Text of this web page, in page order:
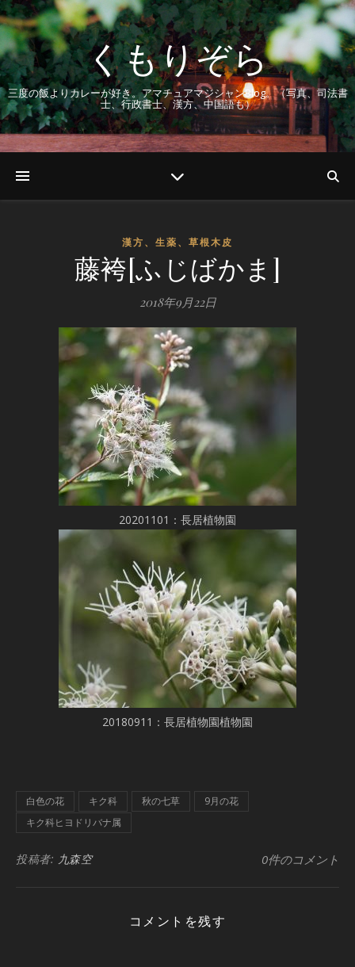
くもりぞら
三度の飯よりカレーが好き。アマチュアマジシャンBlog。（写真、司法書
士、行政書士、漢方、中国語も）
漢方、生薬、草根木皮
藤袴[ふじばかま]
2018年9月22日
20201101：長居植物園
20180911：長居植物園植物園
白色の花 キク科 秋の七草
9月の花
キク科ヒヨドリバナ属
投稿者: 九森空 0件のコメント
コメントを残す